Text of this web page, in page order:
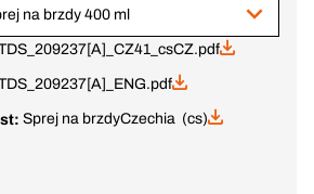
na brzdy 400 ml
Sprej na brzdyCzechia (cs)